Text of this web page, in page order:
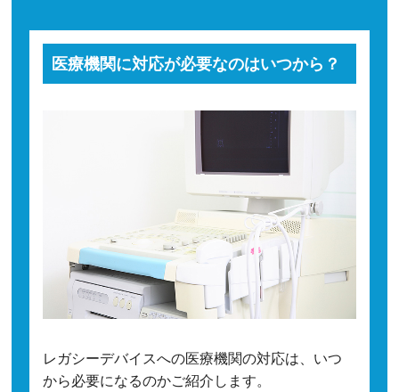
医療機関に対応が必要なのはいつから？
レガシーデバイスへの医療機関の対応は、いつ
から必要になるのかご紹介します。